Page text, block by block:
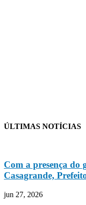
ÚLTIMAS NOTÍCIAS
Com a presença do
Casagrande,
jun 27, 2026